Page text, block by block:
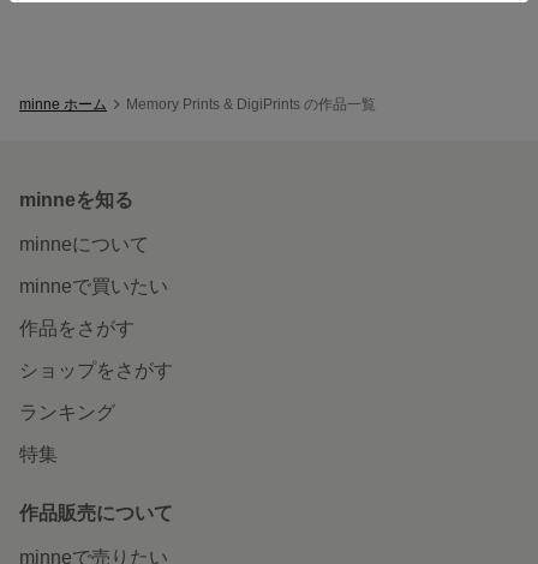
minne ホーム Memory Prints & DigiPrints の作品一覧
minneを知る
minneについて
minneで買いたい
作品をさがす
ショップをさがす
ランキング
特集
作品販売について
minneで売りたい